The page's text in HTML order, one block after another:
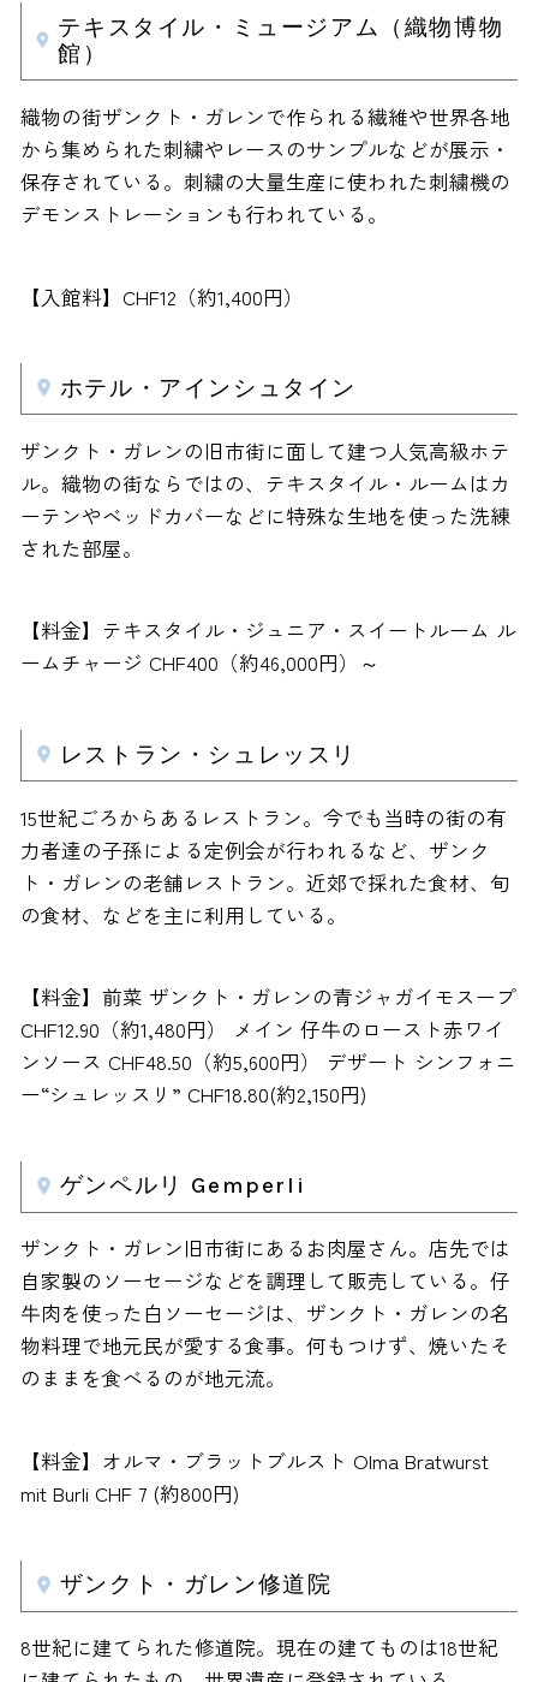
テキスタイル・ミュージアム（織物博物
館）
織物の街ザンクト・ガレンで作られる繊維や世界各地
から集められた刺繍やレースのサンプルなどが展示・
保存されている。刺繍の大量生産に使われた刺繍機の
デモンストレーションも行われている。
【入館料】CHF12（約1,400円）
ホテル・アインシュタイン
ザンクト・ガレンの旧市街に面して建つ人気高級ホテ
ル。織物の街ならではの、テキスタイル・ルームはカ
ーテンやベッドカバーなどに特殊な生地を使った洗練
された部屋。
【料金】テキスタイル・ジュニア・スイートルーム ル
ームチャージ CHF400（約46,000円）～
レストラン・シュレッスリ
15世紀ごろからあるレストラン。今でも当時の街の有
力者達の子孫による定例会が行われるなど、ザンク
ト・ガレンの老舗レストラン。近郊で採れた食材、旬
の食材、などを主に利用している。
【料金】前菜 ザンクト・ガレンの青ジャガイモスープ
CHF12.90（約1,480円） メイン 仔牛のロースト赤ワイ
ンソース CHF48.50（約5,600円） デザート シンフォニ
ー“シュレッスリ” CHF18.80(約2,150円)
ゲンペルリ Gemperli
ザンクト・ガレン旧市街にあるお肉屋さん。店先では
自家製のソーセージなどを調理して販売している。仔
牛肉を使った白ソーセージは、ザンクト・ガレンの名
物料理で地元民が愛する食事。何もつけず、焼いたそ
のままを食べるのが地元流。
【料金】オルマ・ブラットブルスト Olma Bratwurst
mit Burli CHF 7 (約800円)
ザンクト・ガレン修道院
8世紀に建てられた修道院。現在の建てものは18世紀